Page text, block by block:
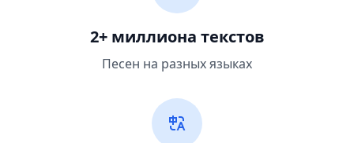
2+ миллиона текстов
Песен на разных языках